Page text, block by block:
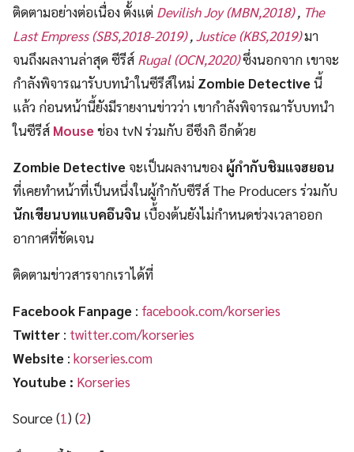
ติดตามอย่างต่อเนื่อง ตั้งแต่ Devilish Joy (MBN,2018), The
Last Empress (SBS,2018-2019),Justice (KBS,2019)มา
จนถึงผลงานล่าสุด ซีรีส์ Rugal (OCN,2020)ซึ่งนอกจาก เขาจะ
กำลังพิจารณารับบทนำในซีรีส์ใหม่ Zombie Detectiveนี้
แล้ว ก่อนหน้านี้ยังมีรายงานข่าวว่า เขากำลังพิจารณารับบทนำ
ในซีรีส์ Mouseช่อง tvN ร่วมกับ อีซึงกิ อีกด้วย
Zombie Detective จะเป็นผลงานของ ผู้กำกับชิมแจฮยอน
ที่เคยทำหน้าที่เป็นหนึ่งในผู้กำกับซีรีส์ The Producers ร่วมกับ
นักเขียนบทแบคอึนจิน เบื้องต้นยังไม่กำหนดช่วงเวลาออก
อากาศที่ชัดเจน
ติดตามข่าวสารจากเราได้ที่
Facebook Fanpage : facebook.com/korseries
Twitter : twitter.com/korseries
Website : korseries.com
Youtube : Korseries
Source (1) (2)